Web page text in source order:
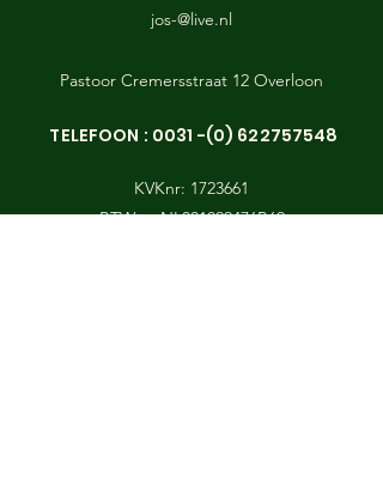
jos-@live.nl
Pastoor Cremersstraat 12 Overloon
TELEFOON : 0031 -(0) 622757548
KVKnr: 1723661
BTWnr: NL001899476B69